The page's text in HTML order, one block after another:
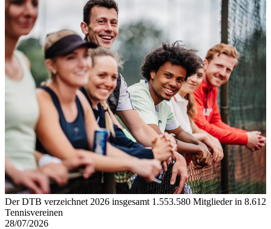
Der DTB verzeichnet 2026 insgesamt 1.553.580 Mitglieder in 8.612
Tennisvereinen
28/07/2026